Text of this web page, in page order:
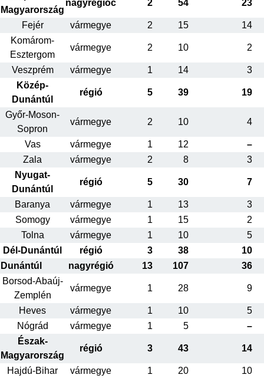
Magyarország
nagyrégióc 2 54 23
Fejér vármegye 2 15
14
Komárom-
Esztergom
vármegye 2 10 2
Veszprém vármegye 1 14
3
Közép-
Dunántúl
régió 5 39 19
Győr-Moson-
Sopron
vármegye 2 10 4
Vas vármegye 1 12
–
Zala
vármegye 2 8
3
Nyugat-
Dunántúl
régió 5 30 7
Baranya vármegye 1 13
3
Somogy
vármegye 1 15
2
Tolna
vármegye 1 10
5
Dél-Dunántúl
régió 3 38
10
Dunántúl
nagyrégió 13 107
36
Borsod-Abaúj-
Zemplén
vármegye 1 28 9
Heves vármegye 1 10
5
Nógrád
vármegye 1 5
–
Észak-
Magyarország
régió 3 43 14
Hajdú-Bihar vármegye 1 20 10